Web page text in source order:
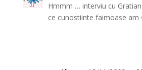
Hmmm … interviu cu
ce cunostiinte faimoase am